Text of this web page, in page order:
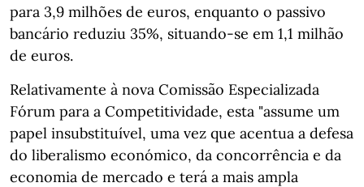
para 3,9 milhões de euros, enquanto o passivo
bancário reduziu 35%, situando‑se em 1,1 milhão
de euros.
Relativamente à nova Comissão Especializada
Fórum para a Competitividade, esta "assume um
papel insubstituível, uma vez que acentua a defesa
do liberalismo económico, da concorrência e da
economia de mercado e terá a mais ampla